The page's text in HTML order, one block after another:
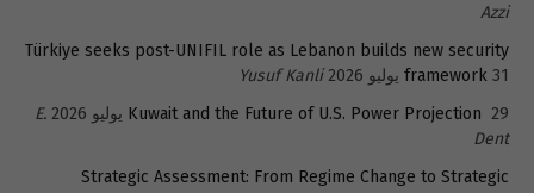
Azzi
Türkiye seeks post-UNIFIL role as Lebanon builds new security
framework 31 يوليو 2026
Yusuf Kanli
Kuwait and the Future of U.S. Power Projection 29 يوليو 2026
E.
Dent
Strategic Assessment: From Regime Change to Strategic